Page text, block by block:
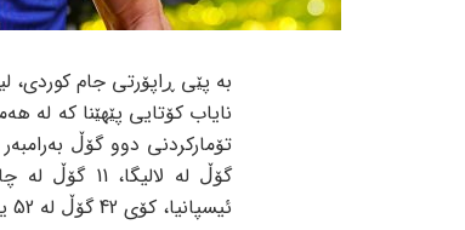
بە پێی ڕاپۆرتی جام کوردی،
نایاب کۆتایی پێهێنا کە لە
ئیسپانیا، کۆی 42 گۆڵ لە 52 یاریدا لە تەمەنی 36 ساڵیدا!